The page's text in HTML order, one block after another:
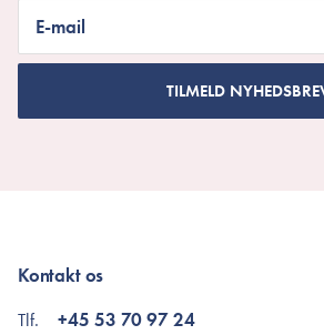
E-mail
TILMELD
Kontakt os
Tlf.
+45 53 70 97 24